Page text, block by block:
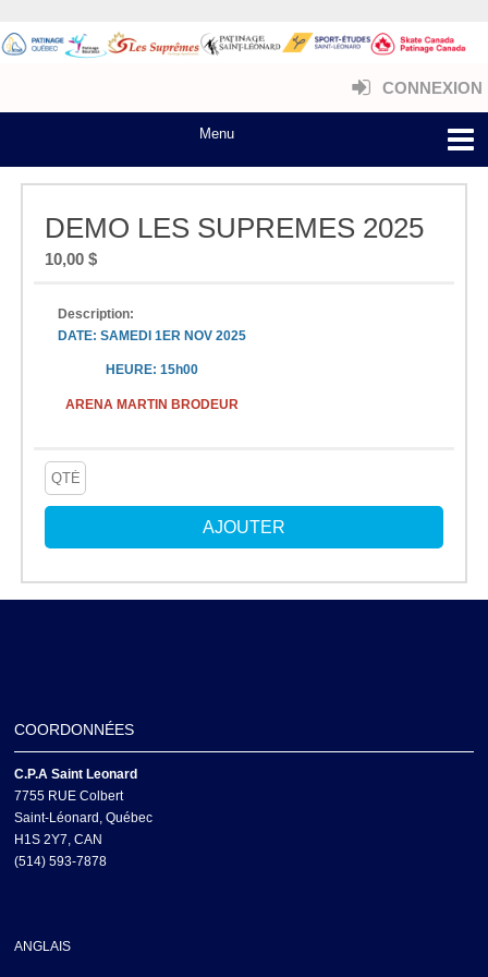
CONNEXION
DEMO LES SUPREMES 2025
10,00 $
Description:
DATE: SAMEDI 1ER NOV 2025
HEURE: 15h00
ARENA MARTIN BRODEUR
COORDONNÉES
C.P.A Saint Leonard
7755 RUE Colbert
Saint-Léonard, Québec
H1S 2Y7, CAN
(514) 593-7878
ANGLAIS